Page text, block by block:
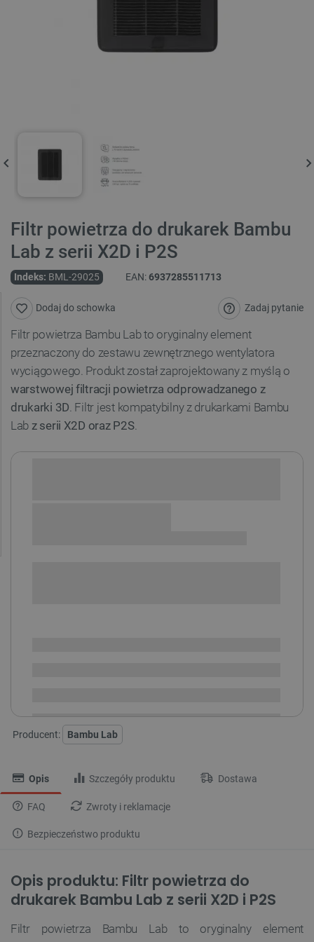
Filtr powietrza do drukarek Bambu
Lab z serii X2D i P2S
Indeks: BML-29025 EAN:6937285511713
Zadaj pytanie
Dodaj do schowka
Filtr powietrza Bambu Lab to oryginalny element
przeznaczony do zestawu zewnętrznego wentylatora
wyciągowego. Produkt został zaprojektowany z myślą o
warstwowej filtracji powietrza odprowadzanego z
drukarki 3D. Filtr jest kompatybilny z drukarkami Bambu
Lab z serii X2D oraz P2S.
Producent: Bambu Lab
Opis Szczegóły produktu Dostawa
FAQ Zwroty i reklamacje
Bezpieczeństwo produktu
Opis produktu: Filtr powietrza do
drukarek Bambu Lab z serii X2D i P2S
Filtr powietrza Bambu Lab to oryginalny element